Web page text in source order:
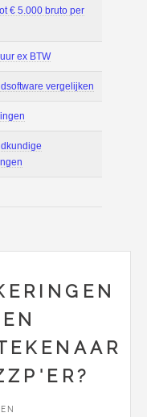
Overzicht
Filmpjes
Prijsopgave
Verzekeringen
Boekhoudkundige
berekeningen